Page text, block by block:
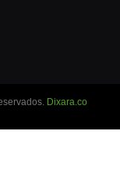
Dixara.co